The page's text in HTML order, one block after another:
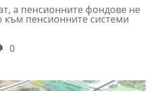
а пенсионните фондове не
към пенсионните системи
0